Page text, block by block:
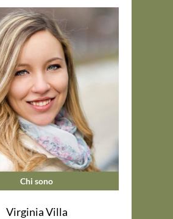
Chi sono
Virginia Villa